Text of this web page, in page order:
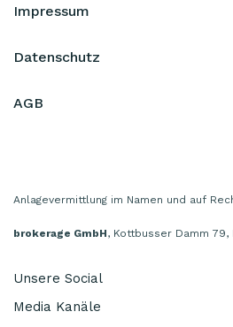
Impressum
Datenschutz
AGB
Anlagevermittlung im Namen und auf
brokerage GmbH, Kottbusser Damm 79,
Unsere Social
Media Kanäle